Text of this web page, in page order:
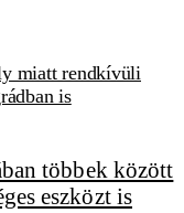
miatt rendkívüli
is